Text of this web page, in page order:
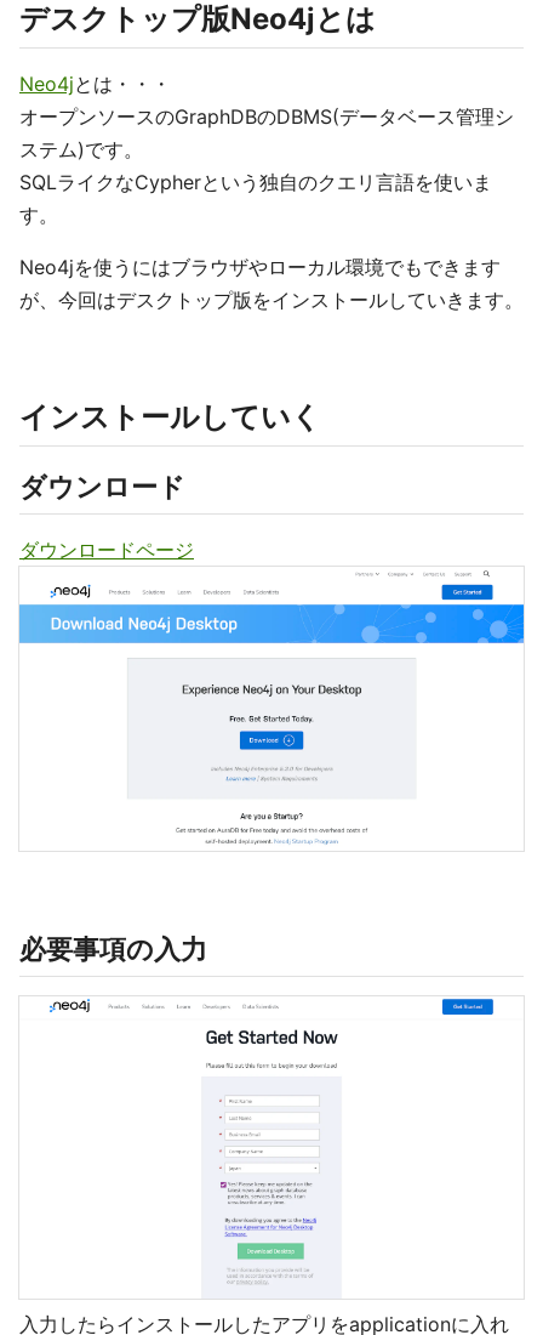
デスクトップ版Neo4jとは
Neo4jとは・・・
オープンソースのGraphDBのDBMS(データベース管理シ
ステム)です。
SQLライクなCypherという独自のクエリ言語を使いま
す。
Neo4jを使うにはブラウザやローカル環境でもできます
が、今回はデスクトップ版をインストールしていきます。
インストールしていく
ダウンロード
ダウンロードページ
必要事項の入力
入力したらインストールしたアプリをapplicationに入れ